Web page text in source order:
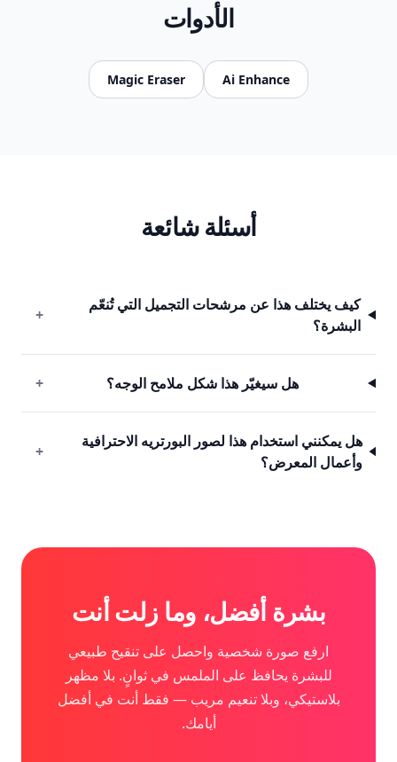
الأدوات
Ai Enhance
Magic Eraser
أسئلة شائعة
كيف يختلف هذا عن مرشحات التجميل التي تُنعّم
البشرة؟
+
هل سيغيّر هذا شكل ملامح الوجه؟ +
هل يمكنني استخدام هذا لصور البورتريه الاحترافية
وأعمال المعرض؟
+
بشرة أفضل، وما زلت أنت
ارفع صورة شخصية واحصل على تنقيح طبيعي
للبشرة يحافظ على الملمس في ثوانٍ. بلا مظهر
بلاستيكي، وبلا تنعيم مريب — فقط أنت في أفضل
أيامك.